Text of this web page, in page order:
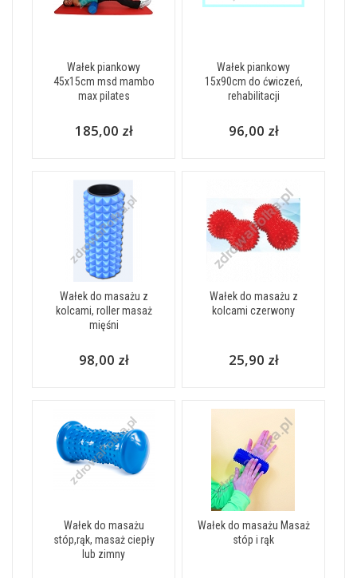
Wałek piankowy
45x15cm msd mambo
max pilates
185,00 zł
Wałek piankowy
15x90cm do ćwiczeń,
rehabilitacji
96,00 zł
Wałek do masażu z
kolcami, roller masaż
mięśni
98,00 zł
Wałek do masażu z
kolcami czerwony
25,90 zł
Wałek do masażu
stóp,rąk, masaż ciepły
lub zimny
Wałek do masażu Masaż
stóp i rąk